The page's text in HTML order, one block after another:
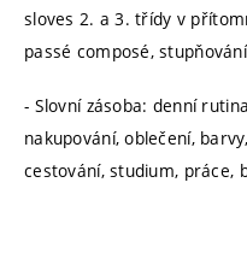
sloves 2. a 3. třídy v
passé composé,
- Slovní zásoba: denní
nakupování, oblečení,
cestování, studium, práce,